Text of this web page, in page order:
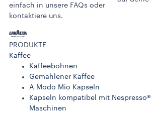
einfach in unsere FAQs oder
kontaktiere uns.
PRODUKTE
Kaffee
Kaffeebohnen
Gemahlener Kaffee
A Modo Mio Kapseln
Kapseln kompatibel mit
Maschinen